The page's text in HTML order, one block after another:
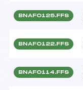
BNAF0125.FFS
BNAF0122.FFS
BNAF0114.FFS